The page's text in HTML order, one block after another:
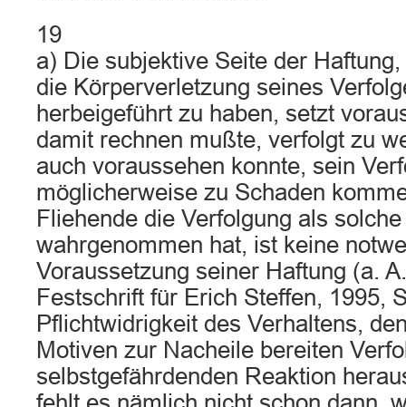
19
a) Die subjektive Seite der
die Körperverletzung seines
herbeigeführt zu haben, setzt
damit rechnen mußte, verfolgt zu
auch voraussehen konnte, sein
möglicherweise zu Schaden
Fliehende die Verfolgung als
wahrgenommen hat, ist keine
Voraussetzung seiner Haftung (a.
Festschrift für Erich Steffen, 1995,
Pflichtwidrigkeit des Verhaltens,
Motiven zur Nacheile bereiten
selbstgefährdenden Reaktion